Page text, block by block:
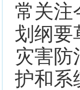
常关注
划纲要
灾害防
护和系